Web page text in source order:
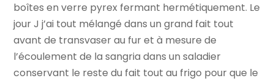
boîtes en verre pyrex fermant hermétiquement. Le
jour J j’ai tout mélangé dans un grand fait tout
avant de transvaser au fur et à mesure de
l’écoulement de la sangria dans un saladier
conservant le reste du fait tout au frigo pour que le